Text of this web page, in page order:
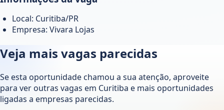
Local: Curitiba/PR
Empresa: Vivara Lojas
Veja mais vagas parecidas
Se esta oportunidade chamou a sua atenção, aproveite
para ver outras vagas em Curitiba e mais oportunidades
ligadas a empresas parecidas.